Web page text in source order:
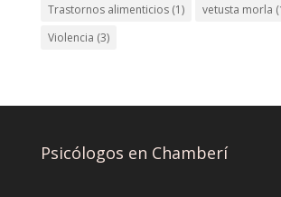
Trastornos alimenticios(1) vetusta morla
Violencia (3)
Psicólogos en Chamberí